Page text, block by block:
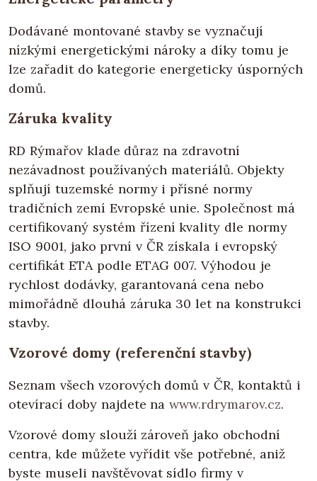
Dodávané montované stavby se vyznačují
nízkými energetickými nároky a díky tomu je
lze zařadit do kategorie energeticky úsporných
domů.
Záruka kvality
RD Rýmařov klade důraz na zdravotní
nezávadnost používaných materiálů. Objekty
splňují tuzemské normy i přísné normy
tradičních zemí Evropské unie. Společnost má
certifikovaný systém řízení kvality dle normy
ISO 9001, jako první v ČR získala i evropský
certifikát ETA podle ETAG 007. Výhodou je
rychlost dodávky, garantovaná cena nebo
mimořádně dlouhá záruka 30 let na konstrukci
stavby.
Vzorové domy (referenční stavby)
Seznam všech vzorových domů v ČR, kontaktů i
otevírací doby najdete nawww.rdrymarov.cz.
Vzorové domy slouží zároveň jako obchodní
centra, kde můžete vyřídit vše potřebné, aniž
byste museli navštěvovat sídlo firmy v